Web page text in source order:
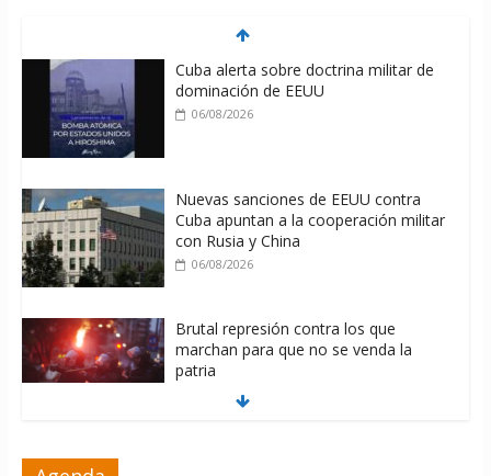
Cuba alerta sobre doctrina militar de
dominación de EEUU
06/08/2026
Nuevas sanciones de EEUU contra
Cuba apuntan a la cooperación militar
con Rusia y China
06/08/2026
Brutal represión contra los que
marchan para que no se venda la
patria
06/08/2026